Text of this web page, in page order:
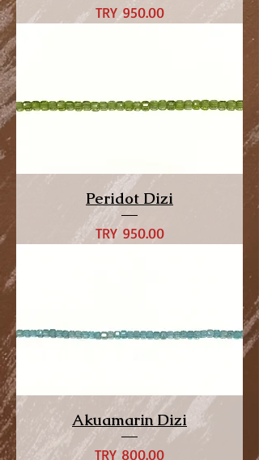
Price
TRY 950.00
Peridot Dizi
Price
TRY 950.00
Akuamarin Dizi
Price
TRY 800.00